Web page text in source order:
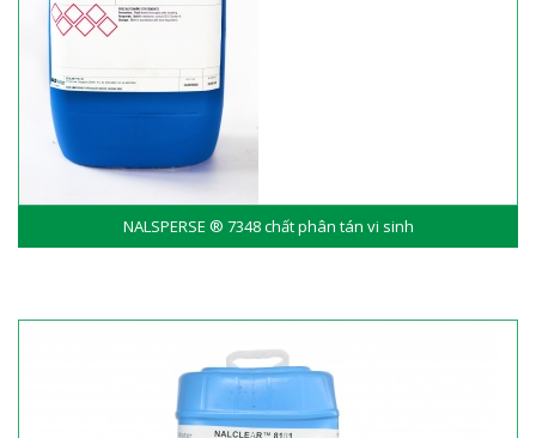
NALSPERSE ® 7348 chất phân tán vi sinh